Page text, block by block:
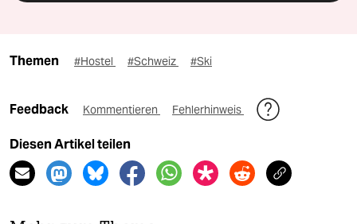
Themen #Hostel #Schweiz #Ski
Feedback Kommentieren Fehlerhinweis
Diesen Artikel teilen